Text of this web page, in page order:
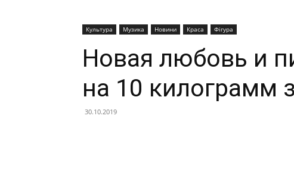
Культура Музика Новини Краса Фігура
Новая любовь и
на 10 килограмм
30.10.2019